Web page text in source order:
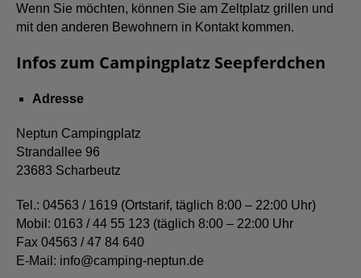
Wenn Sie möchten, können Sie am Zeltplatz grillen und
mit den anderen Bewohnern in Kontakt kommen.
Infos zum Campingplatz Seepferdchen
Adresse
Neptun Campingplatz
Strandallee 96
23683 Scharbeutz
Tel.: 04563 / 1619 (Ortstarif, täglich 8:00 – 22:00 Uhr)
Mobil: 0163 / 44 55 123 (täglich 8:00 – 22:00 Uhr
Fax 04563 / 47 84 640
E-Mail: info@camping-neptun.de